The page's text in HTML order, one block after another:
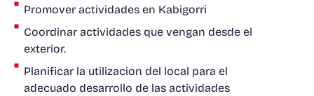
Promover actividades en Kabigorri
Coordinar actividades que vengan desde el
exterior.
Planificar la utilizacion del local para el
adecuado desarrollo de las actividades